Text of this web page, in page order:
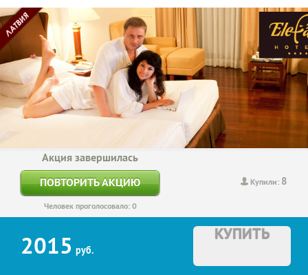
Купили: 8
Акция завершилась
ПОВТОРИТЬ АКЦИЮ
Человек проголосовало: 0
2015 руб.
КУПИТЬ